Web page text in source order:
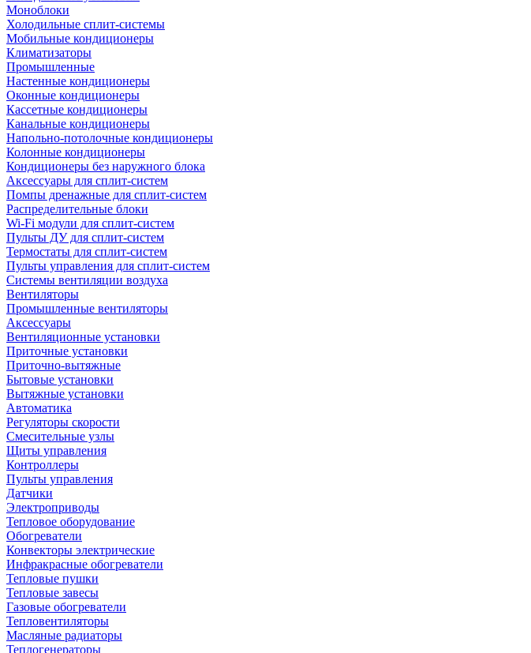
Моноблоки
Холодильные сплит-системы
Мобильные кондиционеры
Климатизаторы
Промышленные
Настенные кондиционеры
Оконные кондиционеры
Кассетные кондиционеры
Канальные кондиционеры
Напольно-потолочные кондиционеры
Колонные кондиционеры
Кондиционеры без наружного блока
Аксессуары для сплит-систем
Помпы дренажные для сплит-систем
Распределительные блоки
Wi-Fi модули для сплит-систем
Пульты ДУ для сплит-систем
Термостаты для сплит-систем
Пульты управления для сплит-систем
Системы вентиляции воздуха
Вентиляторы
Промышленные вентиляторы
Аксессуары
Вентиляционные установки
Приточные установки
Приточно-вытяжные
Бытовые установки
Вытяжные установки
Автоматика
Регуляторы скорости
Смесительные узлы
Щиты управления
Контроллеры
Пульты управления
Датчики
Электроприводы
Тепловое оборудование
Обогреватели
Конвекторы электрические
Инфракрасные обогреватели
Тепловые пушки
Тепловые завесы
Газовые обогреватели
Тепловентиляторы
Масляные радиаторы
Теплогенераторы